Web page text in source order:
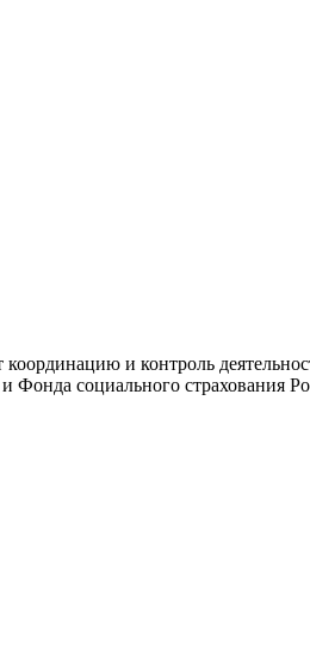
и контроль
социального страхования